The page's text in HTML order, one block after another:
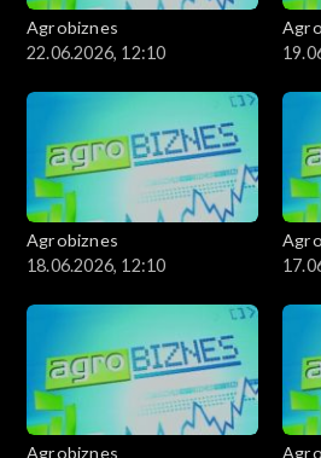
Agrobiznes
22.06.2026, 12:10
Agrobiznes
18.06.2026, 12:10
Agrobiznes